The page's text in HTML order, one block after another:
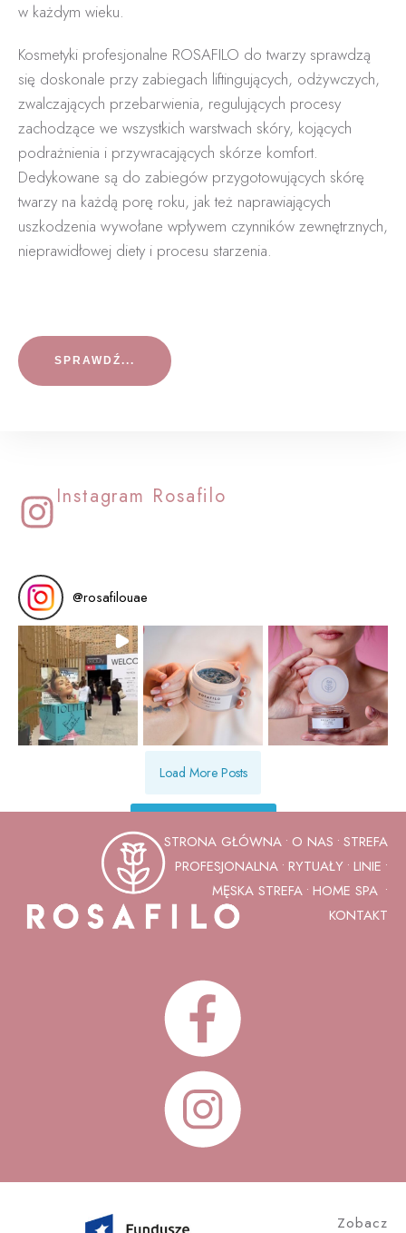
w każdym wieku.
Kosmetyki profesjonalne ROSAFILO do twarzy sprawdzą
się doskonale przy zabiegach liftingujących, odżywczych,
zwalczających przebarwienia, regulujących procesy
zachodzące we wszystkich warstwach skóry, kojących
podrażnienia i przywracających skórze komfort.
Dedykowane są do zabiegów przygotowujących skórę
twarzy na każdą porę roku, jak też naprawiających
uszkodzenia wywołane wpływem czynników zewnętrznych,
nieprawidłowej diety i procesu starzenia.
SPRAWDŹ...
Instagram Rosafilo
@rosafilouae
Load More Posts
STRONA GŁÓWNA • O NAS • STREFA
PROFESJONALNA • RYTUAŁY • LINIE •
MĘSKA STREFA • HOME SPA •
KONTAKT
Zobacz